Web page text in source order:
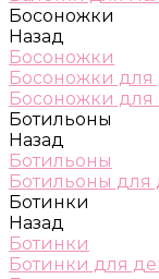
Босоножки
Назад
Босоножки
Босоножки для
Босоножки для
Ботильоны
Назад
Ботильоны
Ботильоны для
Ботинки
Назад
Ботинки
Ботинки для